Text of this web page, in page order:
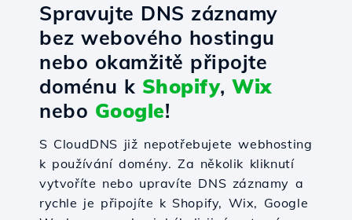
Spravujte DNS záznamy
bez webového hostingu
nebo okamžitě připojte
doménu k Shopify, Wix
nebo Google!
S CloudDNS již nepotřebujete webhosting
k používání domény. Za několik kliknutí
vytvoříte nebo upravíte DNS záznamy a
rychle je připojíte k Shopify, Wix, Google